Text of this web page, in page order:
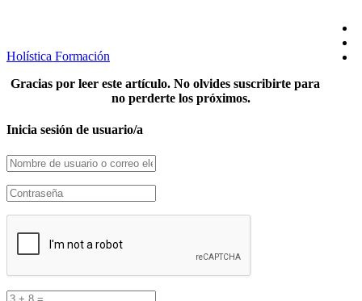
Holística Formación
Gracias por leer este artículo. No olvides suscribirte para
no perderte los próximos.
Inicia sesión de usuario/a